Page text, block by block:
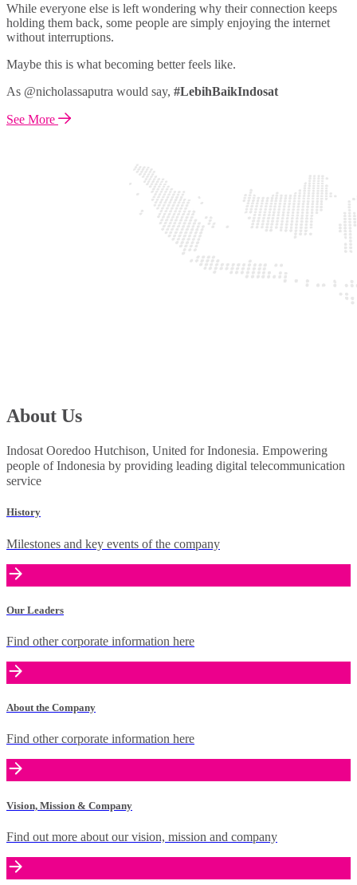
While everyone else is left wondering why their connection keeps
holding them back, some people are simply enjoying the internet
without interruptions.
Maybe this is what becoming better feels like.
As @nicholassaputra would say, #LebihBaikIndosat
See More
About Us
Indosat Ooredoo Hutchison, United for Indonesia. Empowering
people of Indonesia by providing leading digital telecommunication
service
History
Milestones and key events of the company
Our Leaders
Find other corporate information here
About the Company
Find other corporate information here
Vision, Mission & Company
Find out more about our vision, mission and company